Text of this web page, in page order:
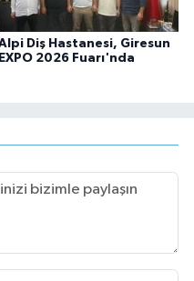
Diş Hastanesi, Giresun
EXPO 2026 Fuarı'nda